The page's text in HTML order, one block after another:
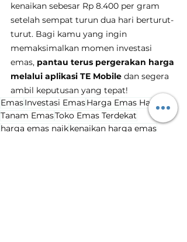
kenaikan sebesar Rp 8.400 per gram
setelah sempat turun dua hari berturut-
turut. Bagi kamu yang ingin
memaksimalkan momen investasi
emas, pantau terus pergerakan harga
melalui aplikasi TE Mobile dan segera
ambil keputusan yang tepat!
EmasInvestasi EmasHarga Emas Hari Ini
Tanam EmasToko Emas Terdekat
harga emas naikkenaikan harga emas